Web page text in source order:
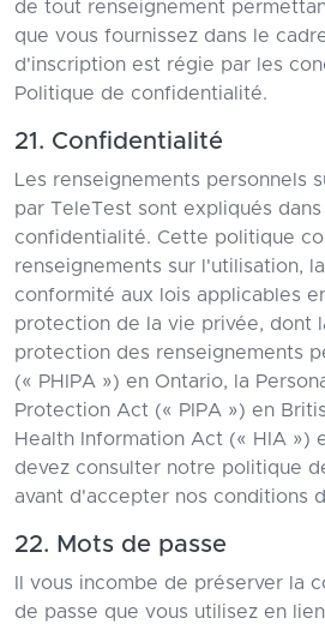
de tout renseignement
que vous fournissez dans le
d'inscription est régie par les
Politique de confidentialité.
21. Confidentialité
Les renseignements personnels
par TeleTest sont expliqués
confidentialité. Cette politique
renseignements sur l'utilisation,
conformité aux lois applicables
protection de la vie privée, dont
protection des renseignements
(« PHIPA ») en Ontario, la
Protection Act (« PIPA ») en
Health Information Act (« HIA »)
devez consulter notre politique
avant d'accepter nos conditions
22. Mots de passe
Il vous incombe de préserver la
de passe que vous utilisez en